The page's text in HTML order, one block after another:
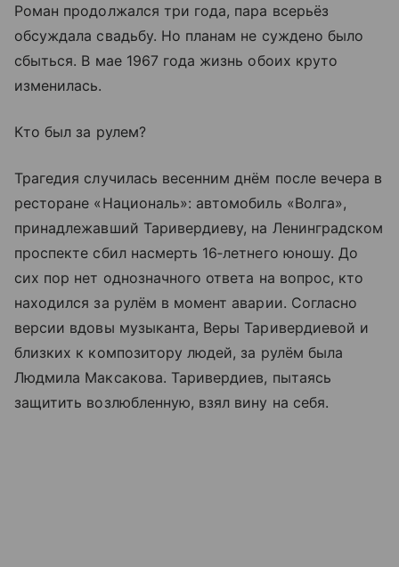
Роман продолжался три года, пара всерьёз
обсуждала свадьбу. Но планам не суждено было
сбыться. В мае 1967 года жизнь обоих круто
изменилась.
Кто был за рулем?
Трагедия случилась весенним днём после вечера в
ресторане «Националь»: автомобиль «Волга»,
принадлежавший Таривердиеву, на Ленинградском
проспекте сбил насмерть 16‑летнего юношу. До
сих пор нет однозначного ответа на вопрос, кто
находился за рулём в момент аварии. Согласно
версии вдовы музыканта, Веры Таривердиевой и
близких к композитору людей, за рулём была
Людмила Максакова. Таривердиев, пытаясь
защитить возлюбленную, взял вину на себя.